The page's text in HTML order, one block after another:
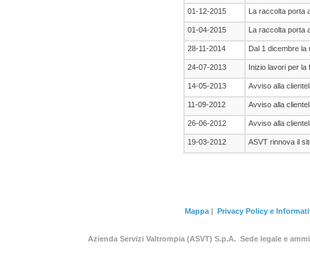
01-12-2015 La raccolta porta
01-04-2015 La raccolta porta
28-11-2014 Dal 1 dicembre la
24-07-2013 Inizio lavori per la
14-05-2013 Avviso alla
11-09-2012 Avviso alla
26-06-2012 Avviso alla
19-03-2012 ASVT rinnova il
Mappa| Privacy Policy e
Azienda Servizi Valtrompia (ASVT) S.p.A. Sede legale e